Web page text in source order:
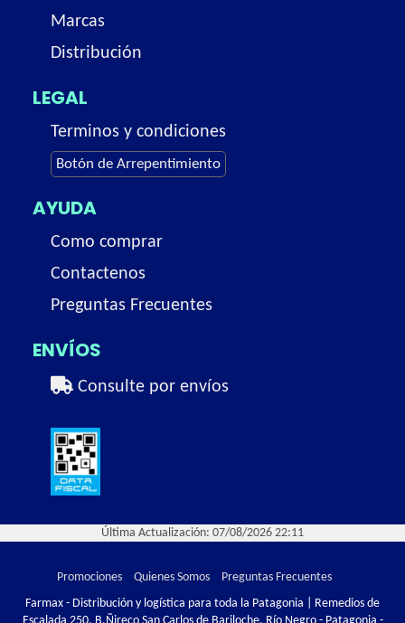
Marcas
Distribución
LEGAL
Terminos y condiciones
Botón de Arrepentimiento
AYUDA
Como comprar
Contactenos
Preguntas Frecuentes
ENVÍOS
Consulte por envíos
Última Actualización: 07/08/2026 22:11
Promociones Quienes Somos
Preguntas Frecuentes
Farmax - Distribución y logística para toda la Patagonia | Remedios de